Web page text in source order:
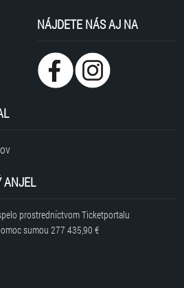
NÁJDETE NÁS AJ NA
ANJEL
prostredníctvom Ticketportalu
sumou 277 435,90 €